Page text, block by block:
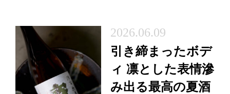
2026.06.09
引き締まったボデ
ィ 凛とした表情滲
み出る最高の夏酒